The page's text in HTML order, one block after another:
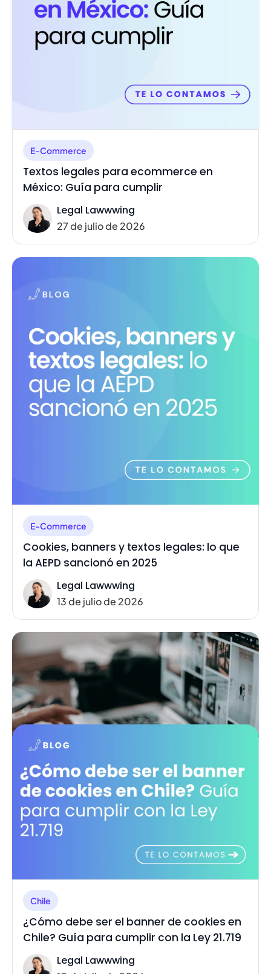
E-Commerce
Textos legales para ecommerce en
México: Guía para cumplir
Legal Lawwwing
27 de julio de 2026
E-Commerce
Cookies, banners y textos legales: lo que
la AEPD sancionó en 2025
Legal Lawwwing
13 de julio de 2026
Chile
¿Cómo debe ser el banner de cookies en
Chile? Guía para cumplir con la Ley 21.719
Legal Lawwwing